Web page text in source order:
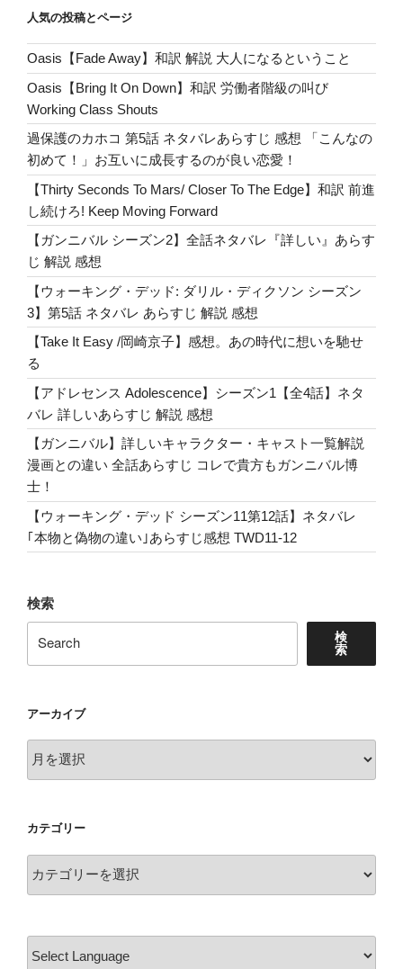
に
つ
い
て”
の
a
e
ss
er e
b
o
o
k
人気の投稿とページ
Oasis【Fade Away】和訳 解説 大人になるということ
Oasis【Bring It On Down】和訳 労働者階級の叫び
Working Class Shouts
過保護のカホコ 第5話 ネタバレあらすじ 感想 「こんなの
初めて！」お互いに成長するのが良い恋愛！
【Thirty Seconds To Mars/ Closer To The Edge】和訳 前進
し続けろ! Keep Moving Forward
【ガンニバル シーズン2】全話ネタバレ『詳しい』あらす
じ 解説 感想
【ウォーキング・デッド: ダリル・ディクソン シーズン
3】第5話 ネタバレ あらすじ 解説 感想
【Take It Easy /岡崎京子】感想。あの時代に想いを馳せ
る
【アドレセンス Adolescence】シーズン1【全4話】ネタ
バレ 詳しいあらすじ 解説 感想
【ガンニバル】詳しいキャラクター・キャスト一覧解説
漫画との違い 全話あらすじ コレで貴方もガンニバル博
士！
【ウォーキング・デッド シーズン11第12話】ネタバレ
｢本物と偽物の違い｣あらすじ感想 TWD11-12
検索
検
索
アーカイブ
ー
ブ
カテゴリー
テ
ー